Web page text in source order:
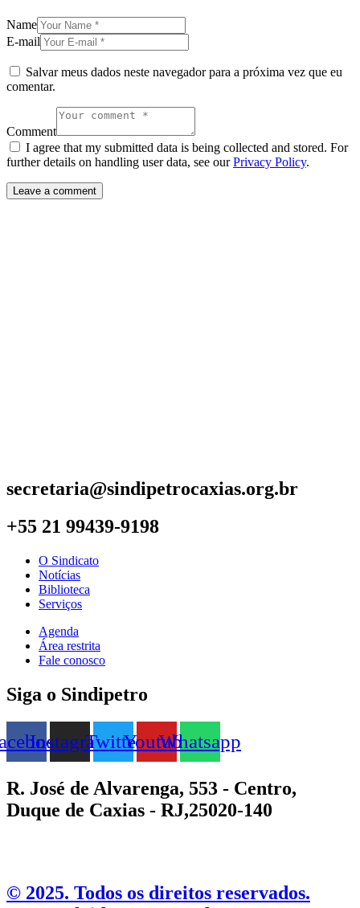
Name
E-mail
Salvar meus dados neste navegador para a próxima vez que eu
comentar.
Comment
I agree that my submitted data is being collected and stored. For
further details on handling user data, see ourPrivacy Policy.
secretaria@sindipetrocaxias.org.br
+55 21 99439-9198
O Sindicato
Notícias
Biblioteca
Serviços
Agenda
Área restrita
Fale conosco
Siga o Sindipetro
InstagramTwitterYoutubeWhatsapp
R. José de Alvarenga, 553 - Centro,
Duque de Caxias - RJ,25020-140
©️ 2025. Todos os direitos reservados.